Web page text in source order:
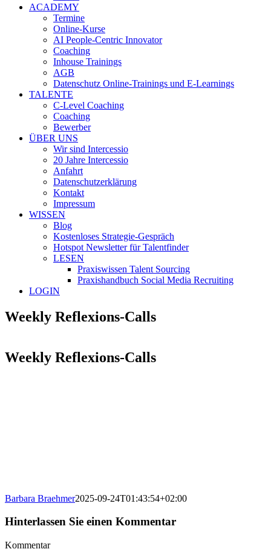
ACADEMY
Termine
Online-Kurse
AI People-Centric Innovator
Coaching
Inhouse Trainings
AGB
Datenschutz Online-Trainings und E-Learnings
TALENTE
C-Level Coaching
Coaching
Bewerber
ÜBER UNS
Wir sind Intercessio
20 Jahre Intercessio
Anfahrt
Datenschutzerklärung
Kontakt
Impressum
WISSEN
Blog
Kostenloses Strategie-Gespräch
Hotspot Newsletter für Talentfinder
LESEN
Praxiswissen Talent Sourcing
Praxishandbuch Social Media Recruiting
LOGIN
Weekly Reflexions-Calls
Weekly Reflexions-Calls
Barbara Braehmer2025-09-24T01:43:54+02:00
Hinterlassen Sie einen Kommentar
Kommentar